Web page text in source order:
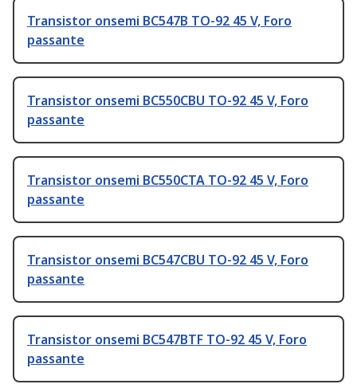
Transistor onsemi BC547B TO-92 45 V, Foro
passante
Transistor onsemi BC550CBU TO-92 45 V, Foro
passante
Transistor onsemi BC550CTA TO-92 45 V, Foro
passante
Transistor onsemi BC547CBU TO-92 45 V, Foro
passante
Transistor onsemi BC547BTF TO-92 45 V, Foro
passante